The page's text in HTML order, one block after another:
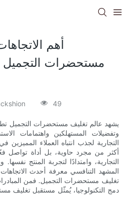
أهم
مستحضرات التجميل
49
يشهد عالم تغليف مستحضرات التجميل
وتفضيلات المستهلكين واهتمامات
التجارية لجذب انتباه العملاء
أكثر من مجرد حاوية، بل أداة تواصل
التجارية، وامتدادًا لتجربة المنتج
المشهد التنافسي معرفة أحدث
تغليف مستحضرات التجميل. فمن
دمج التكنولوجيا، يُمثّل مستقبل تغليف